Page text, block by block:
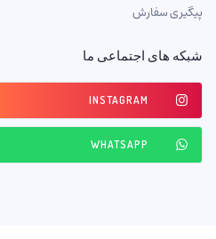
پیگیری سفارش
شبکه های اجتماعی ما
INSTAGRAM
WHATSAPP